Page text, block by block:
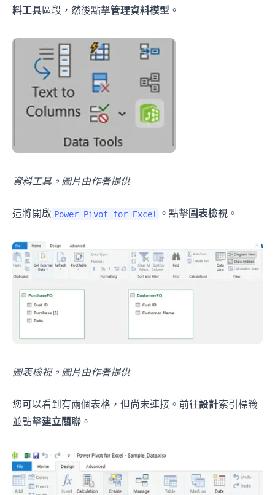
料工具區段，然後點擊管理資料模型 。
資料工具。圖片由作者提供
這將開啟 Power Pivot for Excel 。點擊圖表檢視 。
圖表檢視。圖片由作者提供
您可以看到有兩個表格，但尚未連接。前往設計索引標籤
並點擊建立關聯 。